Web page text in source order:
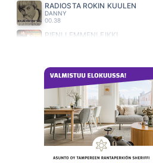
RADIOSTA ROKIN KUULEN
DANNY
00.38
PIENI LEMMENLEIKKI
RIHANNA
00.30
BEVERLY HILLS
00.27
RAKKAUS ON LUMIVALKOINEN
YÖ
00.21
JÄRVENSIVU